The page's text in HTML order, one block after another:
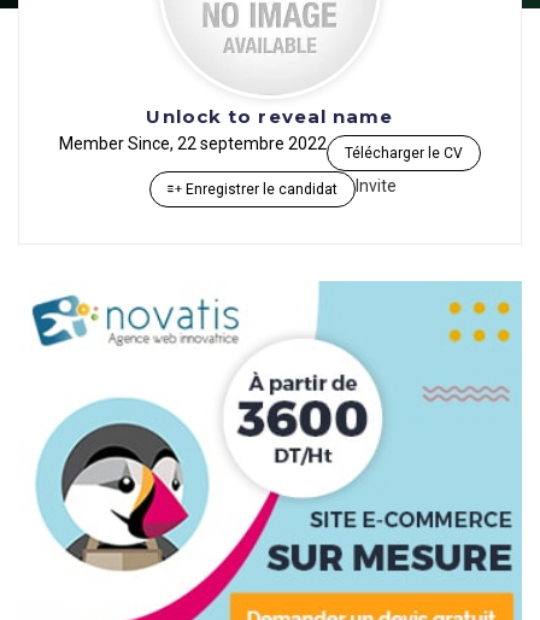
Unlock to reveal name
Member Since, 22 septembre 2022 Télécharger le CV
Enregistrer le candidat Invite